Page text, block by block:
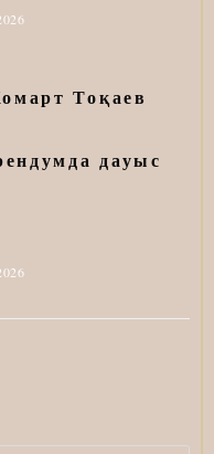
Тоқаев
дауыс